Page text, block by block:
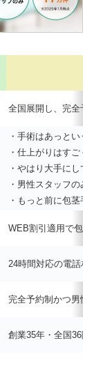
全国展開し、完全予
・手術はあっとい
・仕上がりはすごく
・やはり大手にして
・男性スタッフの
・もっと前に包茎
WEB割引適用で包
24時間対応の電話
完全予約制かつ男性
創業35年・全国36